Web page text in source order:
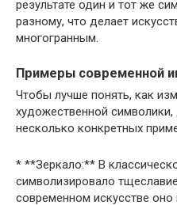
результате один и тот же
разному, что делает
многогранным.
Примеры современной
Чтобы лучше понять, как
художественной
несколько конкретных
* **Зеркало:** В
символизировало
современном искусстве